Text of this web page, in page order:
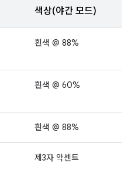
색상(야간 모드)
흰색 @ 88%
흰색 @ 60%
흰색 @ 88%
제3자 악센트